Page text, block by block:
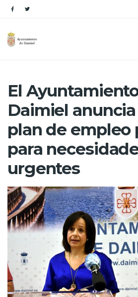
El
Daimiel
plan de empleo
para
urgentes